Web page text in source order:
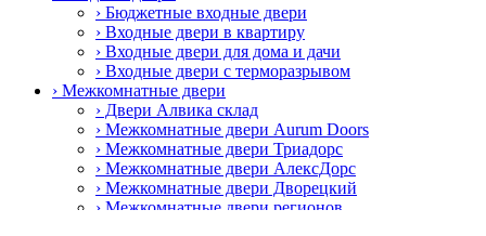
› Бюджетные входные двери
› Входные двери в квартиру
› Входные двери для дома и дачи
› Входные двери с терморазрывом
› Межкомнатные двери
› Двери Алвика склад
› Межкомнатные двери Aurum Doors
› Межкомнатные двери Триадорс
› Межкомнатные двери АлексДорс
› Межкомнатные двери Дворецкий
› Межкомнатные двери регионов